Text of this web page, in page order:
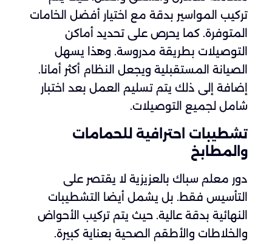
تركيب المواسير بدقة مع اختيار أفضل الخامات
المتوفرة. كما يحرص على تحديد أماكن
التوصيلات بطريقة مدروسة. وهذا يسهل
الصيانة المستقبلية ويجعل النظام أكثر أمانا.
إضافة إلى ذلك يتم تسليم العمل بعد اختبار
شامل لجميع التوصيلات.
تشطيبات احترافية للحمامات
والمطابخ
دور معلم سباك بالعزيزية لا يقتصر على
التأسيس فقط. بل يشمل أيضا التشطيبات
النهائية بدقة عالية. حيث يتم تركيب الأحواض
والخلاطات والأطقم الصحية بعناية كبيرة.